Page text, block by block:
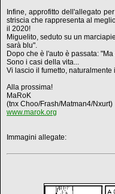
Infine, approfitto dell'allegato
striscia che rappresenta al
il 2020!
Miguelito, seduto su un
sarà blu".
Dopo che è l'auto è passata:
Sono i casi della vita...
Vi lascio il fumetto,
Alla prossima!
MaRoK
(tnx Choo/Frash/Matman4/Nxurt)
www.marok.org
Immagini allegate: